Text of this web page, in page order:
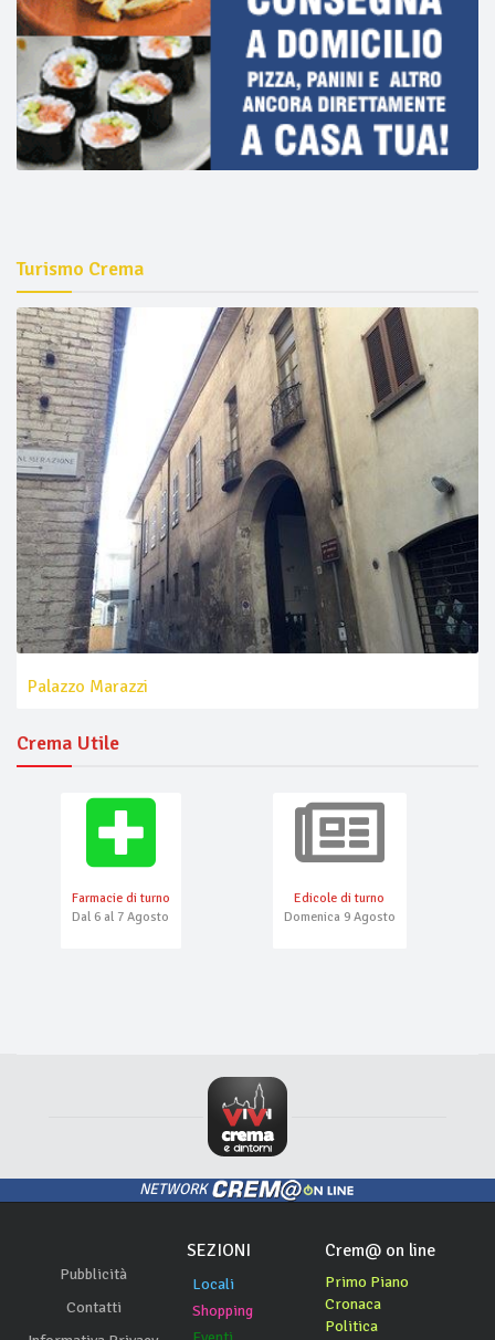
Turismo Crema
Palazzo Marazzi
Crema Utile
Farmacie di turno
Dal 6 al 7 Agosto
Edicole di turno
Domenica 9 Agosto
NETWORK
Pubblicità
Contatti
SEZIONI
Locali
Shopping
Crem@ on line
Primo Piano
Cronaca
Politica